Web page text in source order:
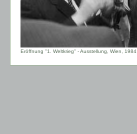
Eröffnung "1. Weltkrieg" - Ausstellung, Wien, 1984